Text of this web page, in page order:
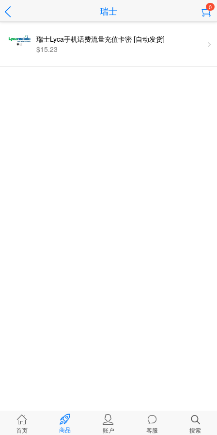
瑞士 0
瑞士Lyca手机话费流量充值卡密 [自动发货]
$15.23
首页 商品 账户 客服 搜索